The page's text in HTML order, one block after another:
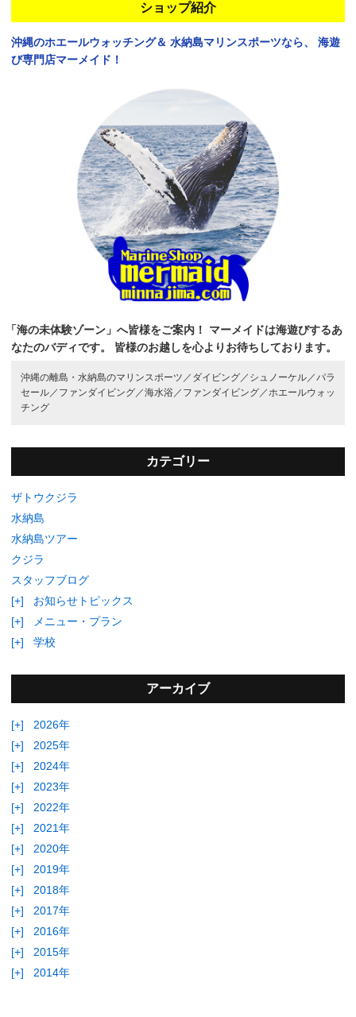
ショップ紹介
沖縄のホエールウォッチング＆ 水納島マリンスポーツなら、
海遊
び専門店マーメイド！
「海の未体験ゾーン」へ皆様をご案内！
マーメイドは海遊びするあ
なたのバディです。
皆様のお越しを心よりお待ちしております。
沖縄の離島・水納島のマリンスポーツ／ ダイビング／ シュノーケル／パラ
セール／ ファンダイビング／海水浴／ ファンダイビング／ホエールウォッ
チング
カテゴリー
ザトウクジラ
水納島
水納島ツアー
クジラ
スタッフブログ
[+]
お知らせトピックス
[+]
メニュー・プラン
[+]
学校
アーカイブ
[+]
2026年
[+]
2025年
[+]
2024年
[+]
2023年
[+]
2022年
[+]
2021年
[+]
2020年
[+]
2019年
[+]
2018年
[+]
2017年
[+]
2016年
[+]
2015年
[+]
2014年